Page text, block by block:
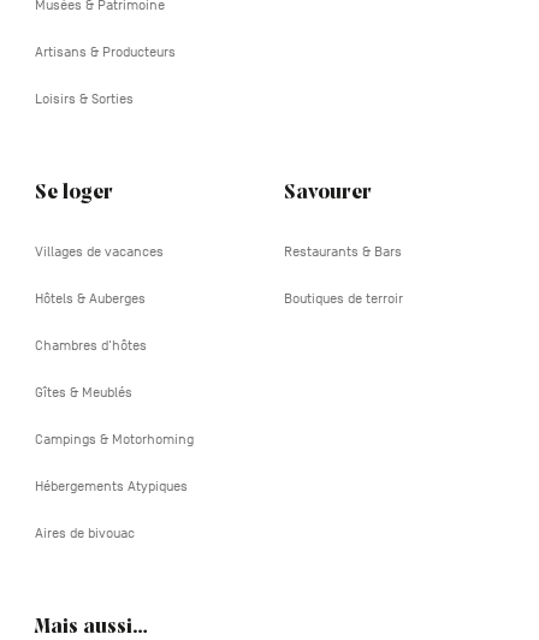
Musées & Patrimoine
Artisans & Producteurs
Loisirs & Sorties
Se loger
Villages de vacances
Hôtels & Auberges
Chambres d'hôtes
Gîtes & Meublés
Campings & Motorhoming
Hébergements Atypiques
Aires de bivouac
Savourer
Restaurants & Bars
Boutiques de terroir
Mais aussi…